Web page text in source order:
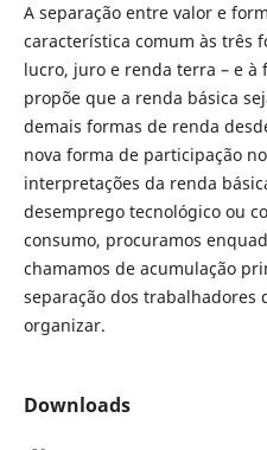
A separação entre valor e
característica comum às três
lucro, juro e renda terra – e à
propõe que a renda básica
demais formas de renda
nova forma de participação
interpretações da renda
desemprego tecnológico ou
consumo, procuramos
chamamos de acumulação
separação dos trabalhadores
organizar.
Downloads